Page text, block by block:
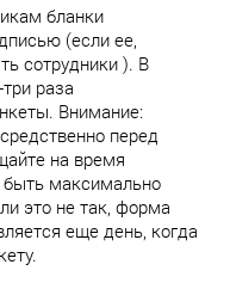
бланки
(если ее,
сотрудники ). В
раза
Внимание:
перед
на время
быть максимально
это не так, форма
еще день, когда